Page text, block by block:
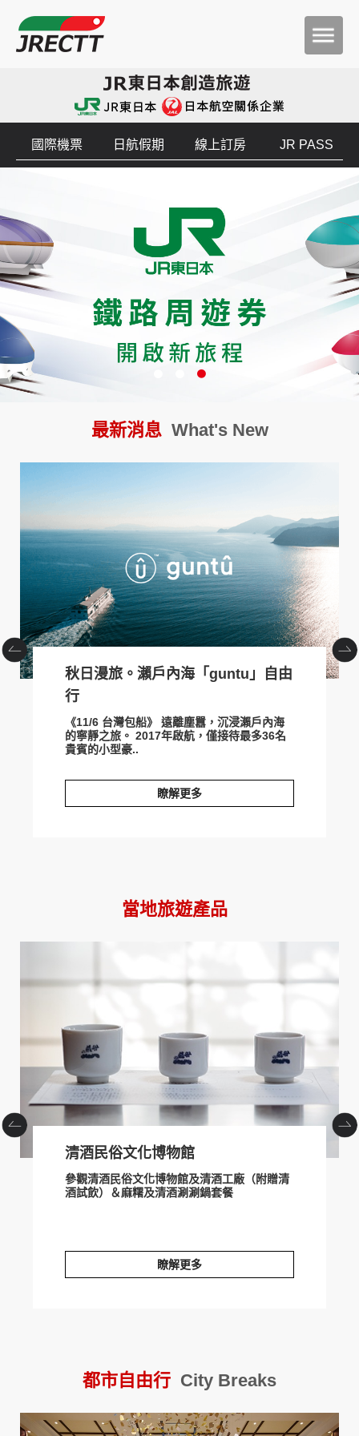
國際機票 日航假期 線上訂房 JR PASS
JR東日本鐵路周遊券
最新消息 What's New
秋日漫旅。瀨戶內海「guntu」自由
行
《11/6 台灣包船》 遠離塵囂，沉浸瀨戶內海
的寧靜之旅。 2017年啟航，僅接待最多36名
貴賓的小型豪..
瞭解更多
prev next
當地旅遊產品
清酒民俗文化博物館
參觀清酒民俗文化博物館及清酒工廠（附贈清
酒試飲）＆麻糬及清酒涮涮鍋套餐
瞭解更多
都市自由行 City Breaks